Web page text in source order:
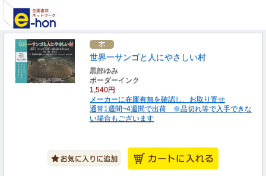
世界一サンゴと人にやさしい村
黒部ゆみ
ボーダーインク
1,540円
メーカーに在庫有無を確認し、お取り寄せ
通常1週間~4週間で出荷 ※品切れ等で入手できな
い場合もございます